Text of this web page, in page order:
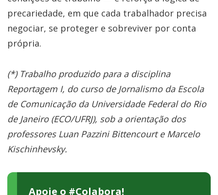
precariedade, em que cada trabalhador precisa
negociar, se proteger e sobreviver por conta
própria.
(*) Trabalho produzido para a disciplina
Reportagem I, do curso de Jornalismo da Escola
de Comunicação da Universidade Federal do Rio
de Janeiro (ECO/UFRJ), sob a orientação dos
professores Luan Pazzini Bittencourt e Marcelo
Kischinhevsky.
Apoie o #Colabora!